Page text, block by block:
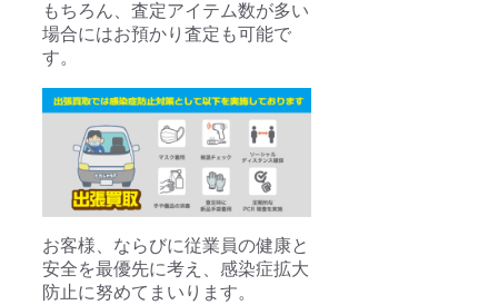
もちろん、査定アイテム数が多い
場合にはお預かり査定も可能で
す。
お客様、ならびに従業員の健康と
安全を最優先に考え、感染症拡大
防止に努めてまいります。